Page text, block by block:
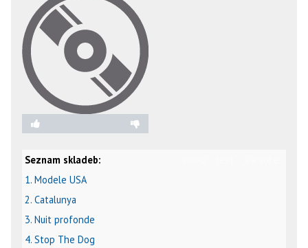
Seznam skladeb:
1. Modele USA
2. Catalunya
3. Nuit profonde
4. Stop The Dog